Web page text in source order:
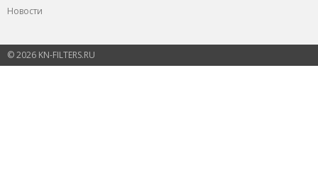
Новости
© 2026 KN-FILTERS.RU